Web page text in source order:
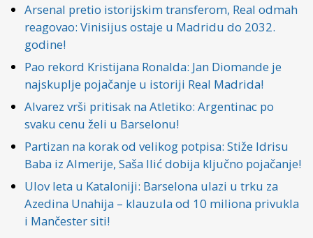
Arsenal pretio istorijskim transferom, Real odmah
reagovao: Vinisijus ostaje u Madridu do 2032.
godine!
Pao rekord Kristijana Ronalda: Jan Diomande je
najskuplje pojačanje u istoriji Real Madrida!
Alvarez vrši pritisak na Atletiko: Argentinac po
svaku cenu želi u Barselonu!
Partizan na korak od velikog potpisa: Stiže Idrisu
Baba iz Almerije, Saša Ilić dobija ključno pojačanje!
Ulov leta u Kataloniji: Barselona ulazi u trku za
Azedina Unahija – klauzula od 10 miliona privukla
i Mančester siti!